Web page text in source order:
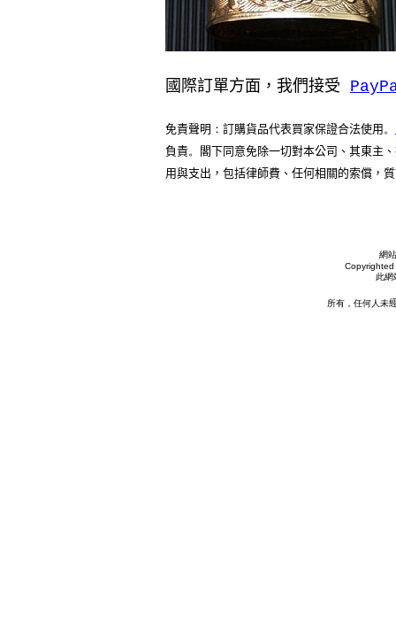
國際訂單方面，我們接受
免責聲明 ： 訂購貨品代表買家保證合法使用 。
負責。
閣下同意免除一切對本公司、其東主
用與支出，包括律師費、任何相關的索償，
網
此網
所有，任何人未